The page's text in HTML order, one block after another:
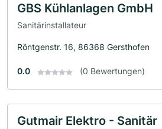
GBS Kühlanlagen GmbH
Sanitärinstallateur
Röntgenstr. 16, 86368 Gersthofen
0.0 (0 Bewertungen)
Gutmair Elektro - Sanitär